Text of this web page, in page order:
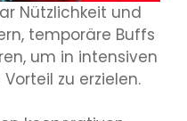
Nützlichkeit und
temporäre Buffs
um in intensiven
zu erzielen.